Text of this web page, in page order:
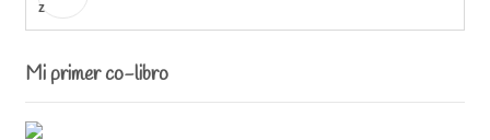
Mi primer co-libro